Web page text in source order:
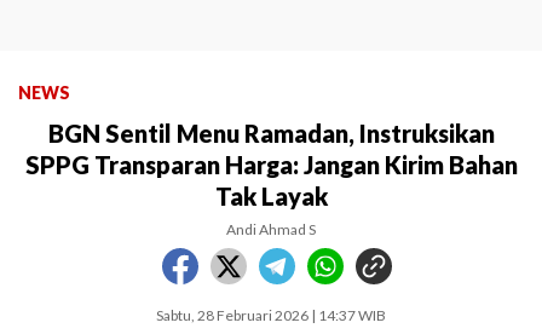
NEWS
BGN Sentil Menu Ramadan, Instruksikan
SPPG Transparan Harga: Jangan Kirim Bahan
Tak Layak
Andi Ahmad S
Sabtu, 28 Februari 2026 | 14:37 WIB